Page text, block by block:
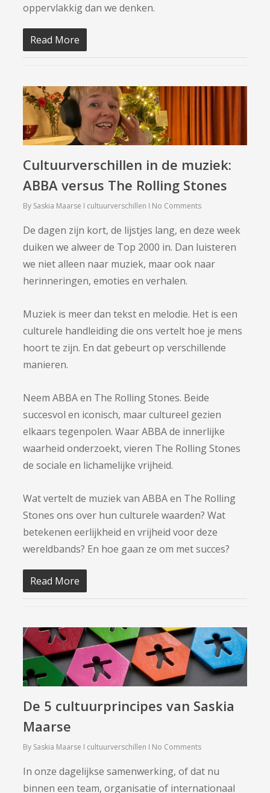
oppervlakkig dan we denken.
Read More
Cultuurverschillen in de muziek:
ABBA versus The Rolling Stones
By Saskia Maarse cultuurverschillen No Comments
De dagen zijn kort, de lijstjes lang, en deze week
duiken we alweer de Top 2000 in. Dan luisteren
we niet alleen naar muziek, maar ook naar
herinneringen, emoties en verhalen.
Muziek is meer dan tekst en melodie. Het is een
culturele handleiding die ons vertelt hoe je mens
hoort te zijn. En dat gebeurt op verschillende
manieren.
Neem ABBA en The Rolling Stones. Beide
succesvol en iconisch, maar cultureel gezien
elkaars tegenpolen. Waar ABBA de innerlijke
waarheid onderzoekt, vieren The Rolling Stones
de sociale en lichamelijke vrijheid.
Wat vertelt de muziek van ABBA en The Rolling
Stones ons over hun culturele waarden? Wat
betekenen eerlijkheid en vrijheid voor deze
wereldbands? En hoe gaan ze om met succes?
Read More
De 5 cultuurprincipes van Saskia
Maarse
By Saskia Maarse cultuurverschillen No Comments
In onze dagelijkse samenwerking, of dat nu
binnen een team, organisatie of internationaal